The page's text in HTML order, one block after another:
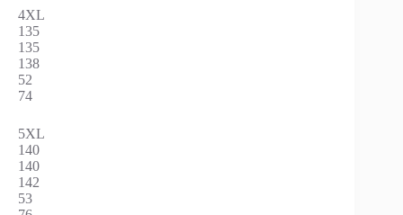
4XL
135
135
138
52
74
5XL
140
140
142
53